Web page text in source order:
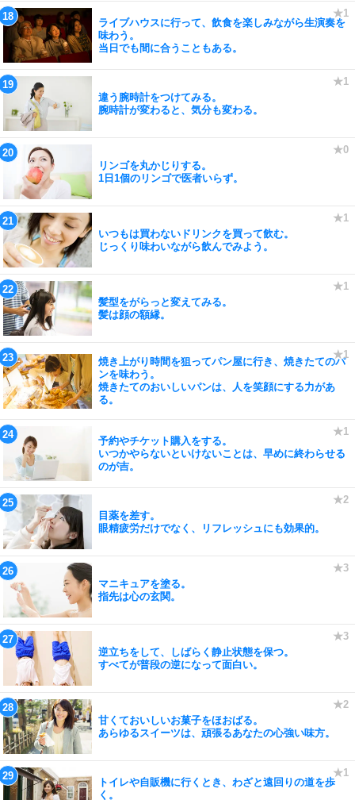
ライブハウスに行って、飲食を楽しみながら生演奏を
味わう。
当日でも間に合うこともある。
違う腕時計をつけてみる。
腕時計が変わると、気分も変わる。
リンゴを丸かじりする。
1日1個のリンゴで医者いらず。
いつもは買わないドリンクを買って飲む。
じっくり味わいながら飲んでみよう。
髪型をがらっと変えてみる。
髪は顔の額縁。
焼き上がり時間を狙ってパン屋に行き、焼きたてのパ
ンを味わう。
焼きたてのおいしいパンは、人を笑顔にする力があ
る。
予約やチケット購入をする。
いつかやらないといけないことは、早めに終わらせる
のが吉。
目薬を差す。
眼精疲労だけでなく、リフレッシュにも効果的。
マニキュアを塗る。
指先は心の玄関。
逆立ちをして、しばらく静止状態を保つ。
すべてが普段の逆になって面白い。
甘くておいしいお菓子をほおばる。
あらゆるスイーツは、頑張るあなたの心強い味方。
トイレや自販機に行くとき、わざと遠回りの道を歩
く。